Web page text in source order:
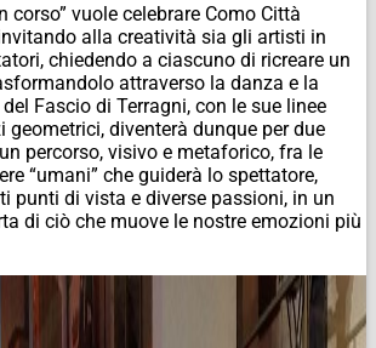
corso” vuole celebrare Como Città
alla creatività sia gli artisti in
chiedendo a ciascuno di ricreare un
attraverso la danza e la
del Fascio di Terragni, con le sue linee
geometrici, diventerà dunque per due
percorso, visivo e metaforico, fra le
“umani” che guiderà lo spettatore,
punti di vista e diverse passioni, in un
di ciò che muove le nostre emozioni più